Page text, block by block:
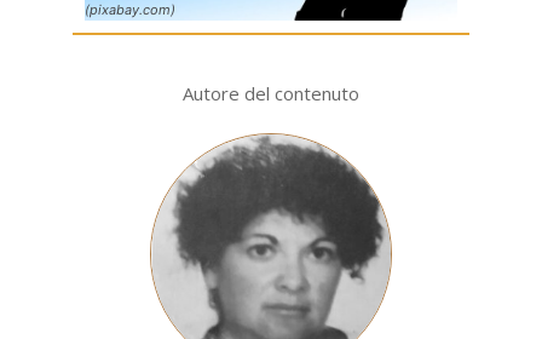
(pixabay.com)
Autore del contenuto